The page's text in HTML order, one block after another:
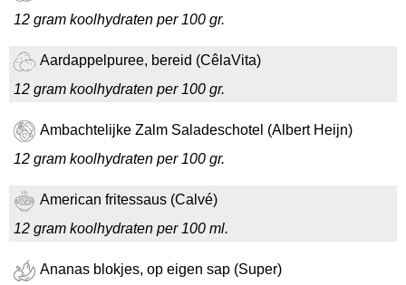
12 gram koolhydraten per 100 gr.
Aardappelpuree, bereid (CêlaVita)
12 gram koolhydraten per 100 gr.
Ambachtelijke Zalm Saladeschotel (Albert Heijn)
12 gram koolhydraten per 100 gr.
American fritessaus (Calvé)
12 gram koolhydraten per 100 ml.
Ananas blokjes, op eigen sap (Super)